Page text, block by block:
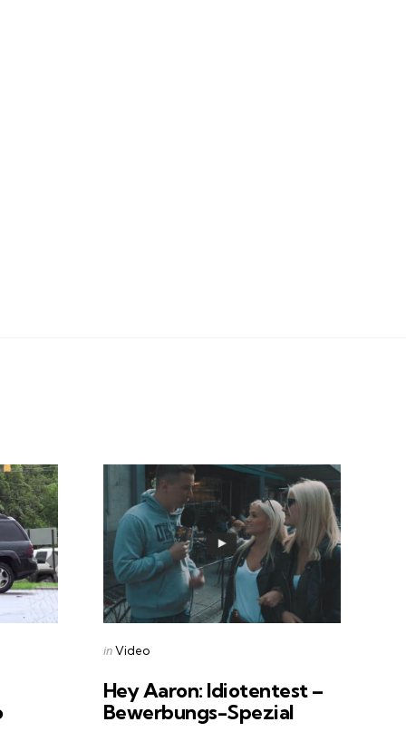
Categories
Posted
in Video
Hey Aaron: Idiotentest –
Bewerbungs-Spezial